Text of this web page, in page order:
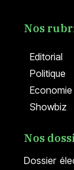
Editorial
Politique
Economie
Showbiz
Nos
Dossier
Nos